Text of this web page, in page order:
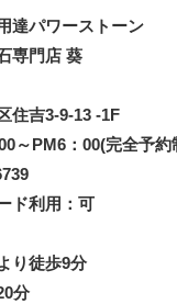
達パワーストーン
専門店 葵
住吉3-9-13 -1F
～PM6：00(完全予約
ド利用：可
り徒歩9分
分